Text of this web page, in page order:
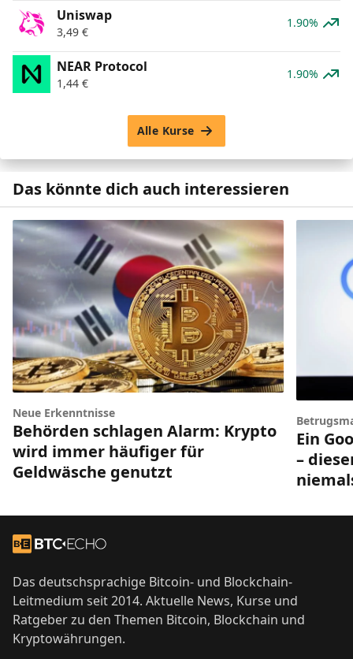
Uniswap
3,49 €
1.90%
NEAR Protocol
1,44 €
1.90%
Alle Kurse
Das könnte dich auch interessieren
Neue Erkenntnisse
Behörden schlagen Alarm: Krypto
wird immer häufiger für
Geldwäsche genutzt
Ein
–
Zur Startseite
Das deutschsprachige Bitcoin- und Blockchain-
Leitmedium seit 2014. Aktuelle News, Kurse und
Ratgeber zu den Themen Bitcoin, Blockchain und
Kryptowährungen.